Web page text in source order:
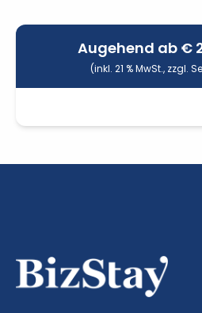
Augehend ab €
(inkl. 21 % MwSt., zzgl.